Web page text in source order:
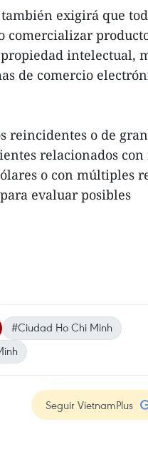
exigirá que
comercializar
intelectual,
de comercio
reincidentes o de
relacionados
o con múltiples
evaluar posibles
#Ciudad Ho Chi Minh
Seguir VietnamPlus